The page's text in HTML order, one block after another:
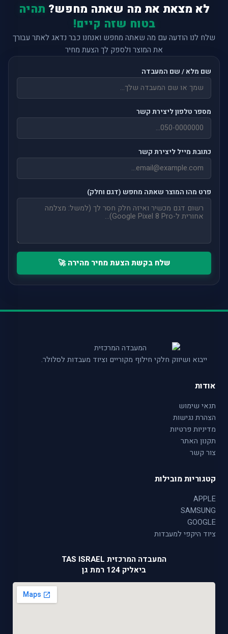
לא מצאת את מה שאתה מחפש? תהיה
בטוח שזה קיים!
שלח לנו הודעה עם מה שאתה מחפש ואנחנו כבר נדאג לאתר עבורך
את המוצר ולספק לך הצעת מחיר
שם מלא / שם המעבדה
מספר טלפון ליצירת קשר
כתובת מייל ליצירת קשר
פרט מהו המוצר שאתה מחפש (דגם וחלק)
שלח בקשת הצעת מחיר מהירה 🚀
ייבוא ושיווק חלקי חילוף מקוריים וציוד מעבדות לסלולר.
אודות
תנאי שימוש
הצהרת נגישות
מדיניות פרטיות
תקנון האתר
צור קשר
קטגוריות מובילות
APPLE
SAMSUNG
GOOGLE
ציוד היקפי למעבדות
המעבדה המרכזית TAS ISRAEL
ביאליק 124 רמת גן